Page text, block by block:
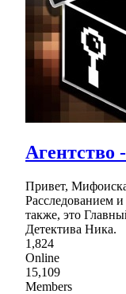
Привет,
Расследованием
также, это
Детектива Ника.
1,824
Online
15,109
Members